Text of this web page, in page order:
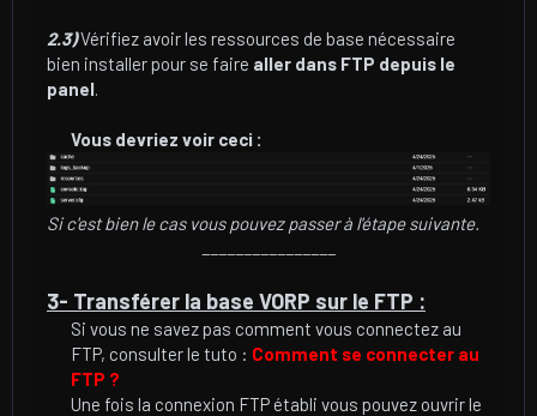
2.3)Vérifiez avoir les ressources de base nécessaire
bien installer pour se faire aller dans FTP depuis le
panel
Vous devriez voir ceci :
Si c'est bien le cas vous pouvez passer à l'étape suivante.
3- Transférer la base VORP sur le FTP :
Si vous ne savez pas comment vous connectez au
FTP, consulter le tuto : Comment se connecter au
FTP ?
Une fois la connexion FTP établi vous pouvez ouvrir le